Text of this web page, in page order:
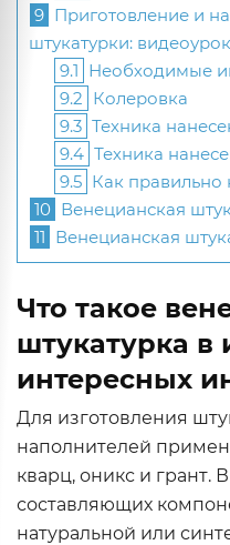
9 Приготовление и
штукатурки:
9.1 Необходимые
9.2 Колеровка
9.3 Техника
9.4 Техника
9.5 Как правильно
10 Венецианская
11 Венецианская
Что такое
штукатурка в
интересных
Для изготовления
наполнителей
кварц, оникс и грант.
составляющих
натуральной или